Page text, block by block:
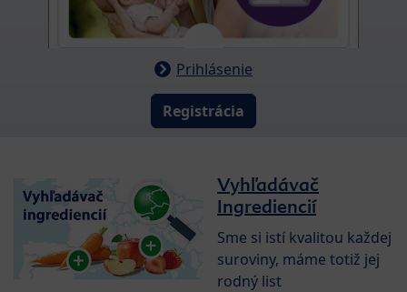
Prihlásenie
Registrácia
Vyhľadávač
Ingrediencií
Sme si istí kvalitou každej
suroviny, máme totiž jej
rodný list